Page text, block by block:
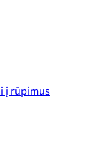
į rūpimus